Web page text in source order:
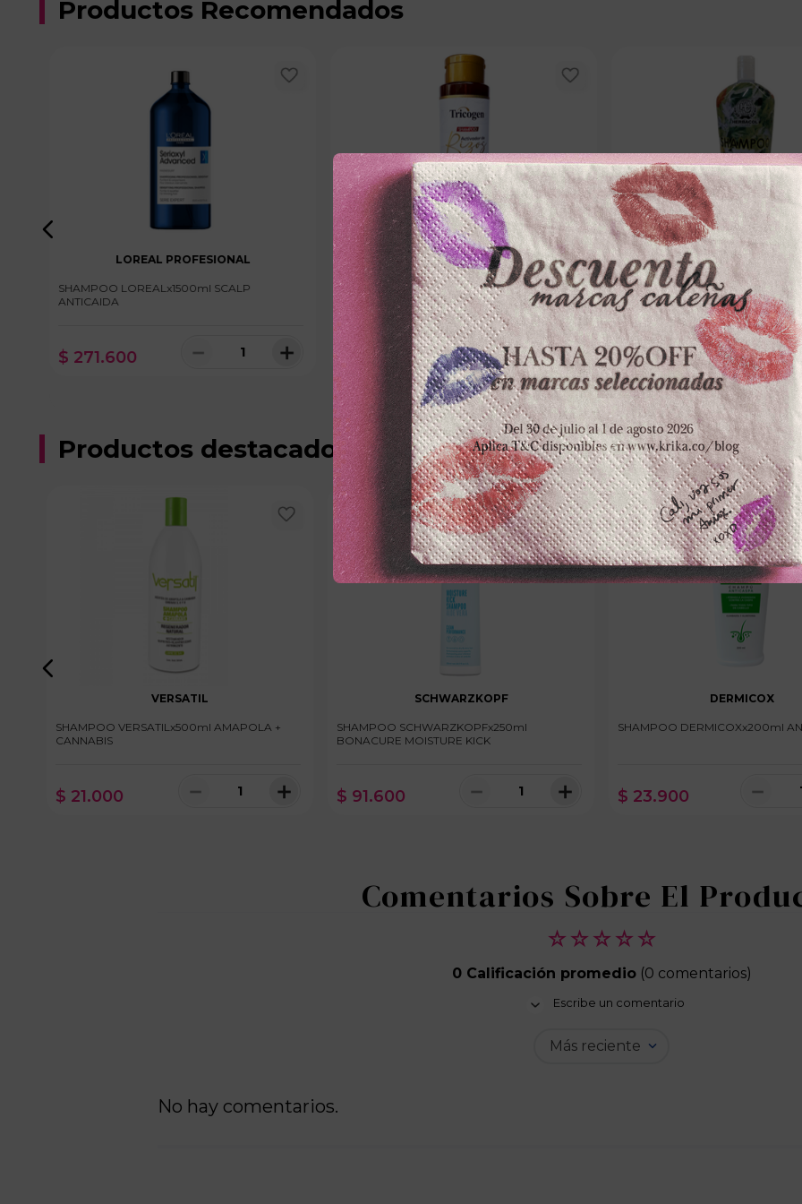
Productos Recomendados
LOREAL PROFESIONAL
SHAMPOO LOREALx1500ml SCALP
ANTICAIDA
$ 271.600 ＋
－
TRICOGEN
SHAMPOO TRICOGENx450ml ACTIVADOR
RIZOS
$ 34.850 ＋
－
HERBACOL
SHAMPOO HERBACOLx1000ml
PLANTAS NATURALES
$ 30.000 －
100
Productos destacados
VERSATIL
SHAMPOO VERSATILx500ml AMAPOLA +
CANNABIS
$ 21.000 ＋
－
SCHWARZKOPF
SHAMPOO SCHWARZKOPFx250ml
BONACURE MOISTURE KICK
$ 91.600 ＋
－
DERMICOX
SHAMPOO DERMICOXx200ml
$ 23.900 －
☆ ☆ ☆ ☆ ☆
0 Calificación promedio (0 comentarios)
Escribe un comentario
Más reciente
No hay comentarios.